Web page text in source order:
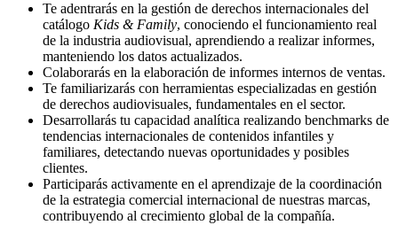
Te adentrarás en la gestión de derechos internacionales del
catálogo Kids & Family, conociendo el funcionamiento real
de la industria audiovisual, aprendiendo a realizar informes,
manteniendo los datos actualizados.
Colaborarás en la elaboración de informes internos de ventas.
Te familiarizarás con herramientas especializadas en gestión
de derechos audiovisuales, fundamentales en el sector.
Desarrollarás tu capacidad analítica realizando benchmarks de
tendencias internacionales de contenidos infantiles y
familiares, detectando nuevas oportunidades y posibles
clientes.
Participarás activamente en el aprendizaje de la coordinación
de la estrategia comercial internacional de nuestras marcas,
contribuyendo al crecimiento global de la compañía.